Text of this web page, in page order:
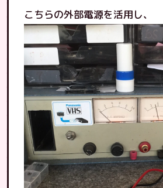
こちらの外部電源を活用し、